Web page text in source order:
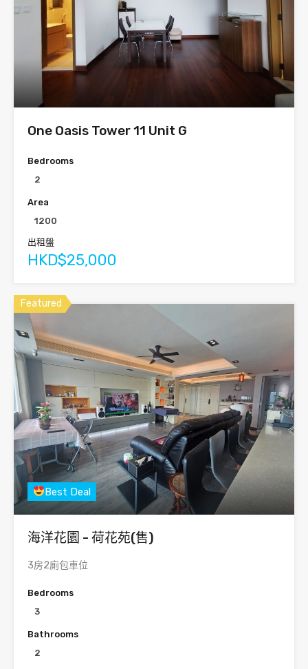
One Oasis Tower 11 Unit G
Bedrooms
2
Area
1200
出租盤
HKD$25,000
Featured
Best Deal
海洋花園 - 荷花苑(售)
3房2廁包車位
Bedrooms
3
Bathrooms
2